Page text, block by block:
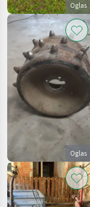
Oglas
Oglas